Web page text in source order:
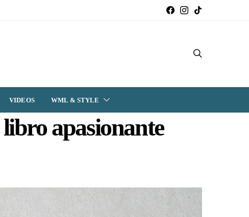
VIDEOS WML & STYLE
apasionante